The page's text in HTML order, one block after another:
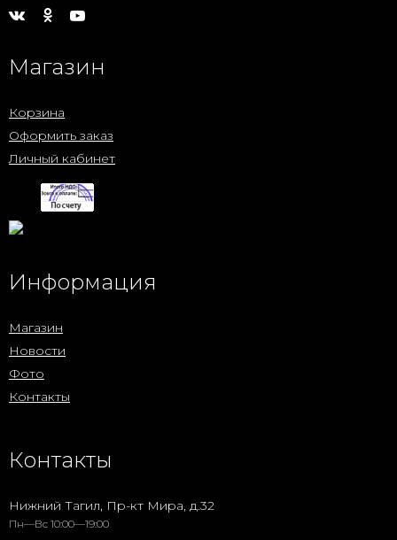
Магазин
Корзина
Оформить заказ
Личный кабинет
Информация
Магазин
Новости
Фото
Контакты
Контакты
Нижний Тагил, Пр-кт Мира, д.32
Пн—Вс 10:00—19:00